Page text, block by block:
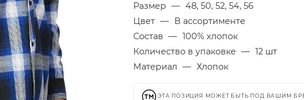
Размер — 48, 50, 52, 54, 56
Цвет — В ассортименте
Состав — 100% хлопок
Количество в упаковке — 12 шт
Материал — Хлопок
ЭТА ПОЗИЦИЯ МОЖЕТ БЫТЬ ПОД ВАШИМ